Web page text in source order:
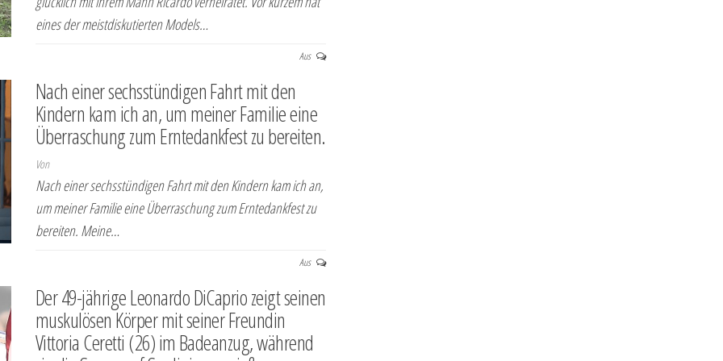
eines der meistdiskutierten Models…
Aus
Nach einer sechsstündigen Fahrt mit den
Kindern kam ich an, um meiner Familie eine
Überraschung zum Erntedankfest zu bereiten.
Von
Nach einer sechsstündigen Fahrt mit den Kindern kam ich an,
um meiner Familie eine Überraschung zum Erntedankfest zu
bereiten. Meine…
Aus
Der 49-jährige Leonardo DiCaprio zeigt seinen
muskulösen Körper mit seiner Freundin
Vittoria Ceretti (26) im Badeanzug, während